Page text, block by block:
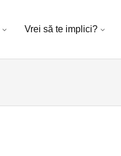
Vrei să te implici?